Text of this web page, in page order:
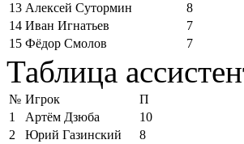
13 Алексей Сутормин
8
14 Иван Игнатьев
7
15 Фёдор Смолов 7
Таблица
№ Игрок
П
1
Артём Дзюба
10
2
Юрий Газинский
8